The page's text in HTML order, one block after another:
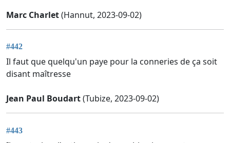
Marc Charlet(Hannut, 2023-09-02)
#442
Il faut que quelqu'un paye pour la conneries de ça soit
disant maîtresse
Jean Paul Boudart(Tubize, 2023-09-02)
#443